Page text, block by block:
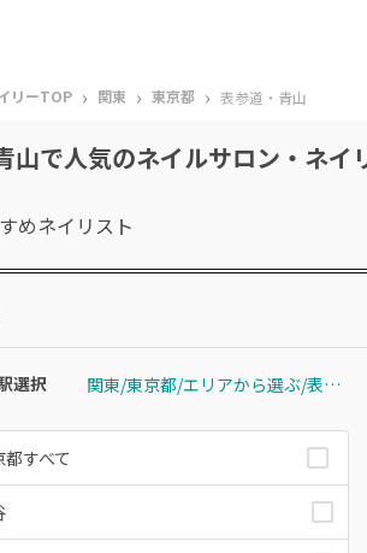
リーTOP › 関東 › 東京都 › 表参道・青山
山で人気のネイルサロン・ネイ
めネイリスト
選択 関東/東京都/エリアから選ぶ/表参道・青山
都すべて